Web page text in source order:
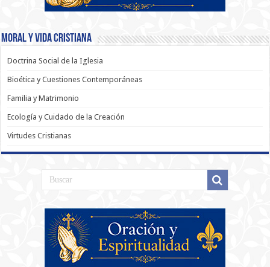
Moral y Vida Cristiana
Doctrina Social de la Iglesia
Bioética y Cuestiones Contemporáneas
Familia y Matrimonio
Ecología y Cuidado de la Creación
Virtudes Cristianas